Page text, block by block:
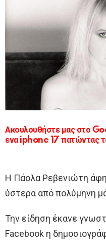
Ακουλουθήστε μας στο
ενα iphone 17 πατώντας
Η Πάολα Ρεβενιώτη
ύστερα από πολύμηνη
Την είδηση έκανε
Facebook η